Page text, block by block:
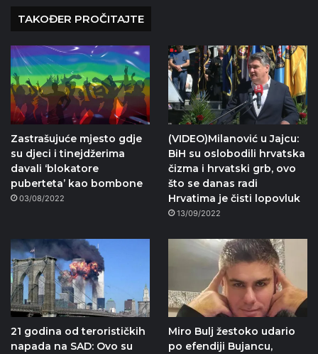
TAKOĐER PROČITAJTE
Zastrašujuće mjesto gdje
su djeci i tinejdžerima
davali ‘blokatore
puberteta’ kao bombone
03/08/2022
(VIDEO)Milanović u Jajcu:
BiH su oslobodili hrvatska
čizma i hrvatski grb, ovo
što se danas radi
Hrvatima je čisti lopovluk
13/09/2022
21 godina od terorističkih
napada na SAD: Ovo su
Miro Bulj žestoko udario
po efendiji Bujancu,